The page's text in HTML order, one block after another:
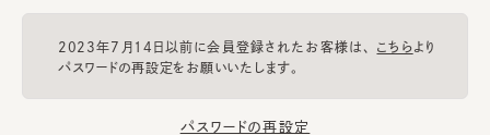
2023年7月14日以前に会員登録されたお客様は、 こちらより
パスワードの再設定をお願いいたします。
パスワードの再設定